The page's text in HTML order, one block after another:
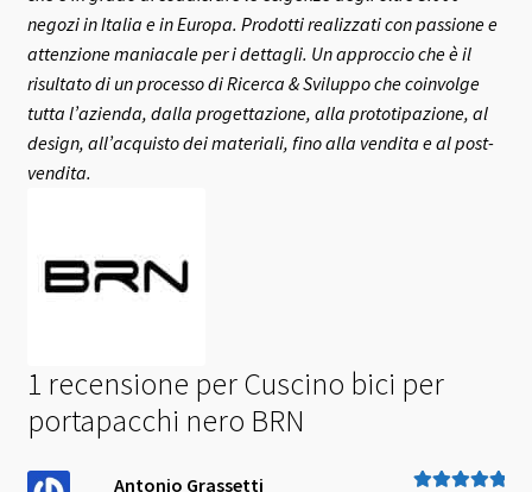
negozi in Italia e in Europa. Prodotti realizzati con passione e
attenzione maniacale per i dettagli. Un approccio che è il
risultato di un processo di Ricerca & Sviluppo che coinvolge
tutta l’azienda, dalla progettazione, alla prototipazione, al
design, all’acquisto dei materiali, fino alla vendita e al post-
vendita.
1 recensione perCuscino bici per
portapacchi nero BRN
Antonio Grassetti